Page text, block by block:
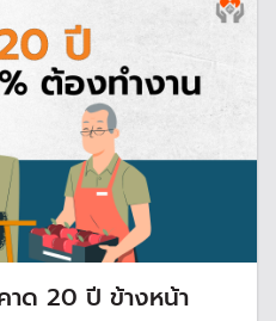
าด 20 ปี ข้างหน้า